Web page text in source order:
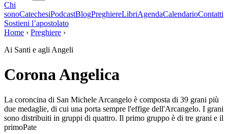
Chi
sonoCatechesiPodcastBlogPreghiereLibriAgendaCalendarioContatti
Sostieni l’apostolato
Home › Preghiere ›
Ai Santi e agli Angeli
Corona Angelica
La coroncina di San Michele Arcangelo è composta di 39 grani più
due medaglie, di cui una porta sempre l'effige dell'Arcangelo. I grani
sono distribuiti in gruppi di quattro. Il primo gruppo è di tre grani e il
primoPate